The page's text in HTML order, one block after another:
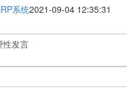
系统2021-09-04 12:35:31